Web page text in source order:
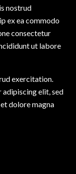
nostrud
ex ea commodo
consectetur
ut labore
exercitation.
adipiscing elit, sed
dolore magna